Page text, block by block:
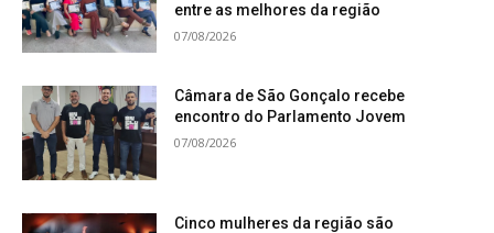
entre as melhores da região
07/08/2026
Câmara de São Gonçalo recebe
encontro do Parlamento Jovem
07/08/2026
Cinco mulheres da região são